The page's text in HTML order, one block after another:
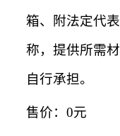
箱、附法定代
称，提供所需
自行承担。
售价：0元